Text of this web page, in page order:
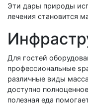
Эти дары природы
лечения становится
Для гостей
профессиональные
различные виды
доступно
полезная еда